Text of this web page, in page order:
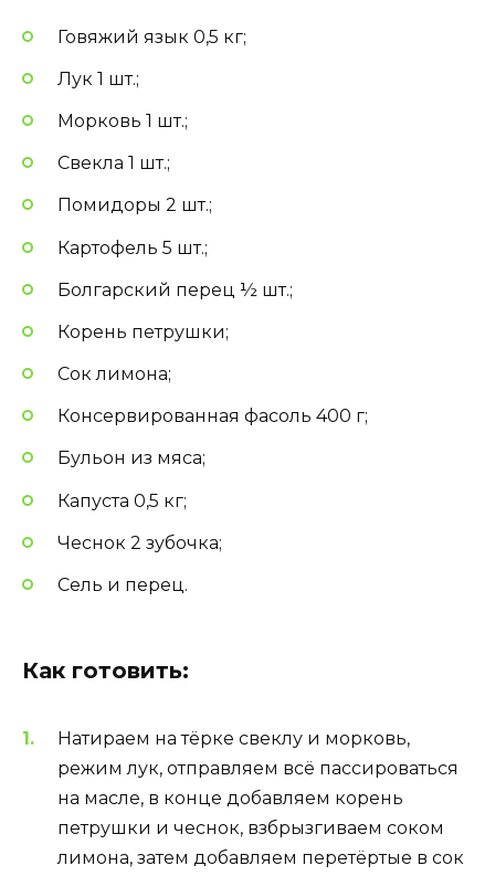
Говяжий язык 0,5 кг;
Лук 1 шт.;
Морковь 1 шт.;
Свекла 1 шт.;
Помидоры 2 шт.;
Картофель 5 шт.;
Болгарский перец ½ шт.;
Корень петрушки;
Сок лимона;
Консервированная фасоль 400 г;
Бульон из мяса;
Капуста 0,5 кг;
Чеснок 2 зубочка;
Сель и перец.
Как готовить:
Натираем на тёрке свеклу и морковь,
режим лук, отправляем всё пассироваться
на масле, в конце добавляем корень
петрушки и чеснок, взбрызгиваем соком
лимона, затем добавляем перетёртые в сок